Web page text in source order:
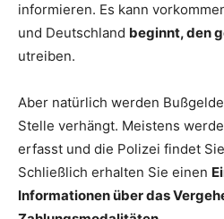
informieren. Es kann
und Deutschland beginnt, den
utreiben.
Aber natürlich werden
Stelle verhängt. Meistens
erfasst und die Polizei findet
Schließlich erhalten Sie einen
Informationen über das